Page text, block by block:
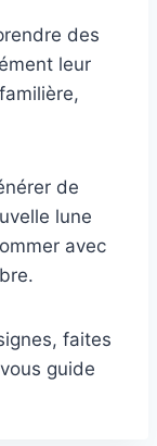
des
leur
de
lune
avec
faites
guide